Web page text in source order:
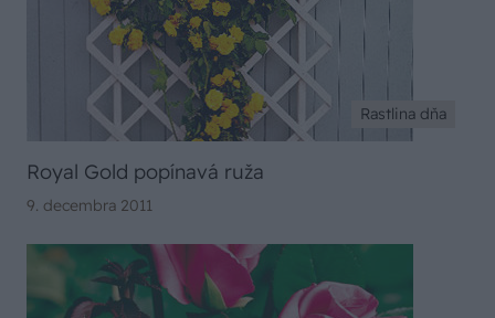
Rastlina dňa
Royal Gold popínavá ruža
9. decembra 2011